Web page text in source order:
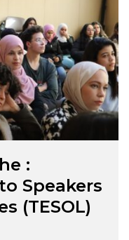
:
Speakers
(TESOL)